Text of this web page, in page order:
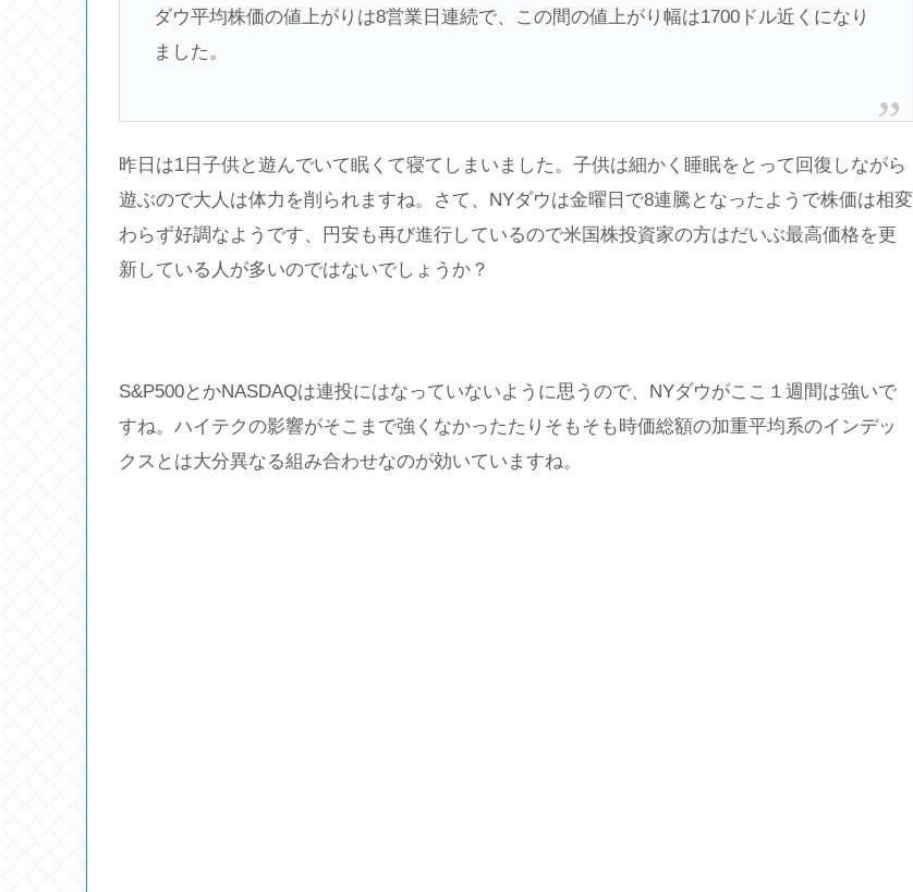
ダウ平均株価の値上がりは8営業日連続で、この間の値上がり幅は1700ドル近くになり
ました。
昨日は1日子供と遊んでいて眠くて寝てしまいました。子供は細かく睡眠をとって回復しながら
遊ぶので大人は体力を削られますね。さて、NYダウは金曜日で8連騰となったようで株価は相変
わらず好調なようです、円安も再び進行しているので米国株投資家の方はだいぶ最高価格を更
新している人が多いのではないでしょうか？
S&P500とかNASDAQは連投にはなっていないように思うので、NYダウがここ１週間は強いで
すね。ハイテクの影響がそこまで強くなかったたりそもそも時価総額の加重平均系のインデッ
クスとは大分異なる組み合わせなのが効いていますね。